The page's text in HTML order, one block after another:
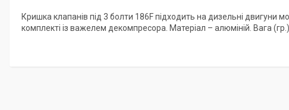
Кришка клапанів під 3 болти 186F підходить на дизельні двигуни
комплекті із важелем декомпресора. Матеріал – алюміній. Вага